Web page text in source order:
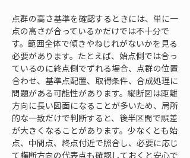
点群の高さ基準を確認するときには、単に一
点の高さが合っているかだけでは不十分で
す。範囲全体で傾きやねじれがないかを見る
必要があります。たとえば、始点側では合っ
ているのに終点側でずれる場合、点群の位置
合わせ、基準点配置、取得条件、合成処理に
問題がある可能性があります。縦断図は距離
方向に長い図面になることが多いため、局所
的な一致だけで判断すると、後半区間で誤差
が大きくなることがあります。少なくとも始
点、中間点、終点付近で照合し、必要に応じ
て横断方向の代表点も確認しておくと安心で